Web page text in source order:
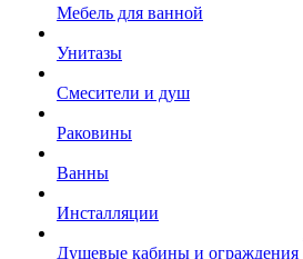
Мебель для ванной
Унитазы
Смесители и душ
Раковины
Ванны
Инсталляции
Душевые кабины и ограждения